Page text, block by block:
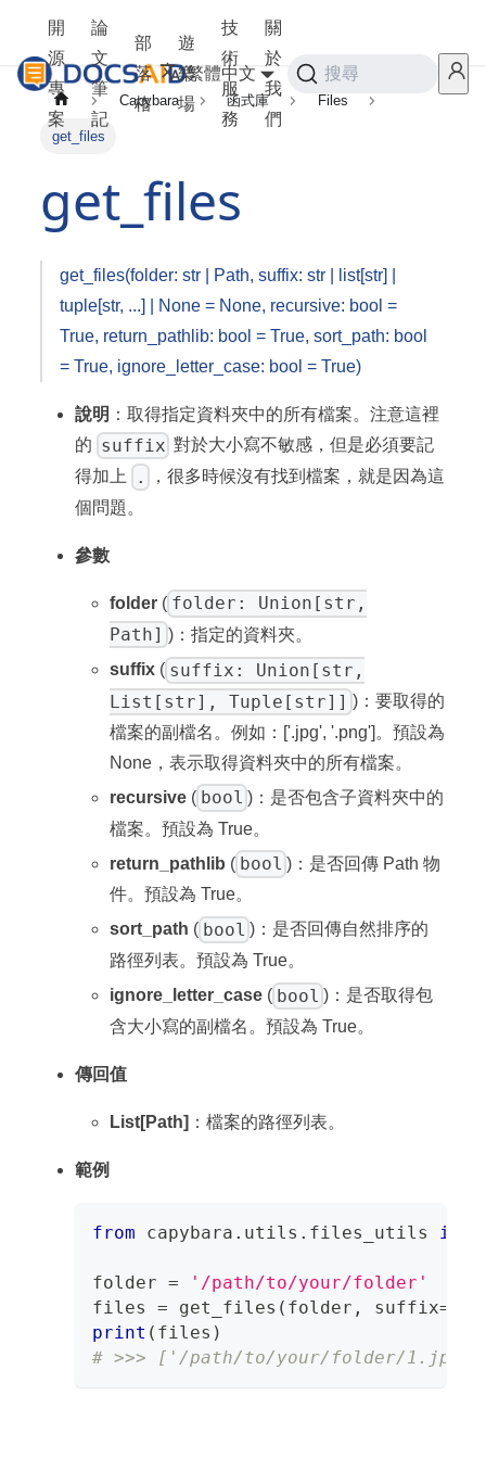
開
源
專
案
論
文
筆
記
部
落
格
遊
樂
場
技
術
服
務
關
於
我
們
繁體中文 搜尋
Capybara 函式庫 Files
get_files
get_files
get_files(folder: str | Path, suffix: str | list[str] |
tuple[str, ...] | None = None, recursive: bool =
True, return_pathlib: bool = True, sort_path: bool
= True, ignore_letter_case: bool = True)
說明 ：取得指定資料夾中的所有檔案。注意這裡
的 suffix 對於大小寫不敏感，但是必須要記
得加上
.
，很多時候沒有找到檔案，就是因為這
個問題。
參數
folder ( folder: Union[str,
Path] )：指定的資料夾。
suffix ( suffix: Union[str,
List[str], Tuple[str]] )：要取得的
檔案的副檔名。例如：['.jpg', '.png']。預設為
None，表示取得資料夾中的所有檔案。
recursive ( bool )：是否包含子資料夾中的
檔案。預設為 True。
return_pathlib ( bool )：是否回傳 Path 物
件。預設為 True。
sort_path ( bool )：是否回傳自然排序的
路徑列表。預設為 True。
ignore_letter_case ( bool )：是否取得包
含大小寫的副檔名。預設為 True。
傳回值
List[Path] ：檔案的路徑列表。
範例
from capybara . utils . files_utils
folder =
'/path/to/your/folder'
files = get_files ( folder , suffix=
print ( files )
# >>> ['/path/to/your/folder/